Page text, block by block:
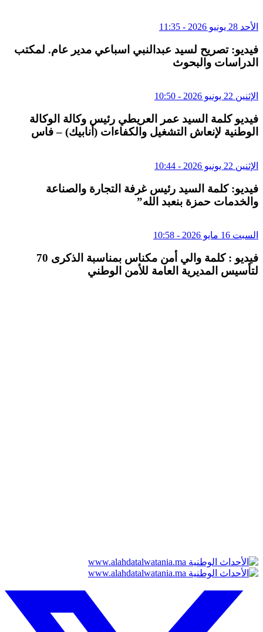
الأحد 28 يونيو 2026 - 11:35
فيديو: تصريح لسيد عبدالنبي اسباعي مدير عام. لمكتب
الدراسات والبحوث
الإثنين 22 يونيو 2026 - 10:50
فيديو كلمة السيد عمر العريطي رئيس وكالة الوكالة
الوطنية لإنعاش التشغيل والكفاءات (أنابيك) – فاس
الإثنين 22 يونيو 2026 - 10:44
فيديو: كلمة السيد رئيس غرفة التجارة والصناعة
والخدمات حمزة بنعبد الله”
السبت 16 مايو 2026 - 10:58
فيديو : كلمة والي أمن مكناس بمناسبة الذكرى 70
لتأسيس المديرية العامة للأمن الوطني